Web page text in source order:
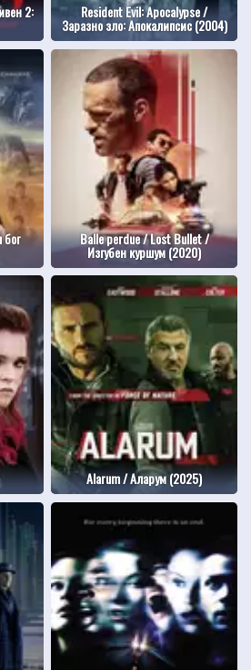
2: Resident Evil: Apocalypse /
Заразно зло: Апокалипсис (2004)
Balle perdue / Lost Bullet /
Изгубен куршум (2020)
Alarum / Аларум (2025)